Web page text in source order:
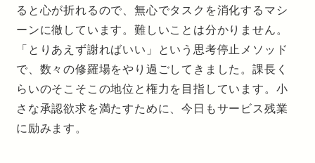
ると心が折れるので、無心でタスクを消化するマシ
ーンに徹しています。難しいことは分かりません。
「とりあえず謝ればいい」という思考停止メソッド
で、数々の修羅場をやり過ごしてきました。課長く
らいのそこそこの地位と権力を目指しています。小
さな承認欲求を満たすために、今日もサービス残業
に励みます。